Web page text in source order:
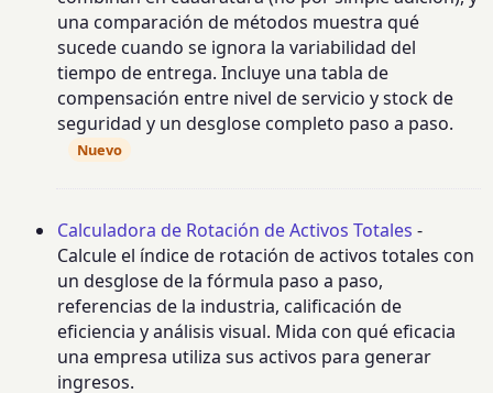
una comparación de métodos muestra qué
sucede cuando se ignora la variabilidad del
tiempo de entrega. Incluye una tabla de
compensación entre nivel de servicio y stock de
seguridad y un desglose completo paso a paso.
Nuevo
Calculadora de Rotación de Activos Totales -
Calcule el índice de rotación de activos totales con
un desglose de la fórmula paso a paso,
referencias de la industria, calificación de
eficiencia y análisis visual. Mida con qué eficacia
una empresa utiliza sus activos para generar
ingresos.